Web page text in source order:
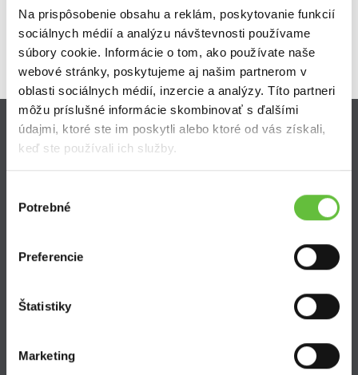
Na prispôsobenie obsahu a reklám, poskytovanie funkcií
sociálnych médií a analýzu návštevnosti používame
súbory cookie. Informácie o tom, ako používate naše
webové stránky, poskytujeme aj našim partnerom v
oblasti sociálnych médií, inzercie a analýzy. Títo partneri
môžu príslušné informácie skombinovať s ďalšími
údajmi, ktoré ste im poskytli alebo ktoré od vás získali,
keď ste používali ich služby.
súhlasu
Potrebné
Preferencie
Štatistiky
Marketing
Zistite viac